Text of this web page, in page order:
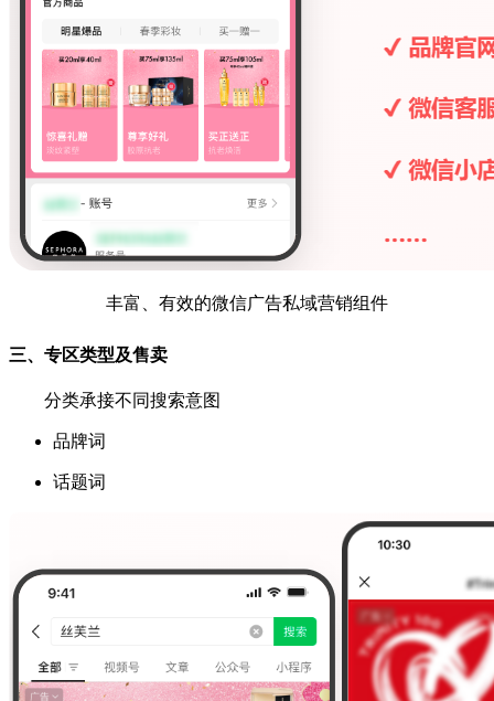
丰富、有效的微信广告私域营销组件
三、专区类型及售卖
分类承接不同搜索意图
品牌词
话题词